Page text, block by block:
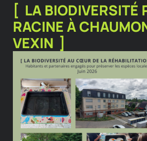
[ LA BIODIVERSITÉ
RACINE À
VEXIN ]